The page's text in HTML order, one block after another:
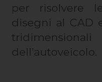
per risolvere
disegni al CAD
dell’autoveicolo.